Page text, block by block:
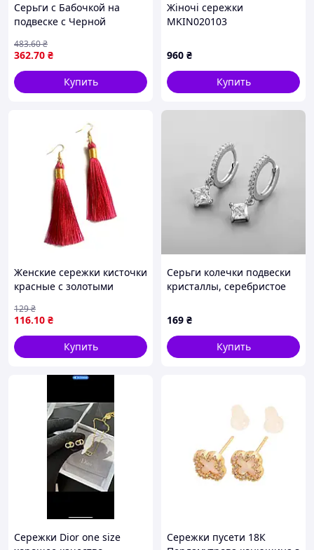
Серьги с Бабочкой на
подвеске с Черной
английская застежка,
Xuping 18К
362.70 ₴
483.60₴
Купить
Жіночі сережки
MKIN020103
960 ₴
Купить
Женские сережки кисточки
красные с золотыми
116.10 ₴
129₴
Купить
Серьги колечки подвески
кристаллы, серебристое
169 ₴
Купить
Сережки Dior one size
Сережки пусети 18К